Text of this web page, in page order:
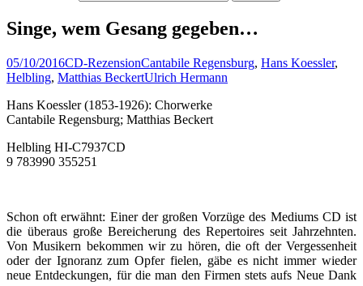
Singe, wem Gesang gegeben…
05/10/2016CD-RezensionCantabile Regensburg, Hans Koessler,
Helbling, Matthias BeckertUlrich Hermann
Hans Koessler (1853-1926): Chorwerke
Cantabile Regensburg; Matthias Beckert
Helbling HI-C7937CD
9 783990 355251
Schon oft erwähnt: Einer der großen Vorzüge des Mediums CD ist
die überaus große Bereicherung des Repertoires seit Jahrzehnten.
Von Musikern bekommen wir zu hören, die oft der Vergessenheit
oder der Ignoranz zum Opfer fielen, gäbe es nicht immer wieder
neue Entdeckungen, für die man den Firmen stets aufs Neue Dank